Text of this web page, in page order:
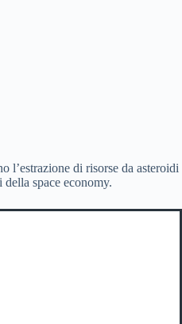
l’estrazione di risorse da asteroidi
space economy.